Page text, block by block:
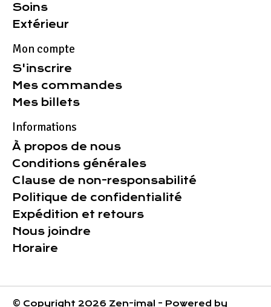
Soins
Extérieur
Mon compte
S'inscrire
Mes commandes
Mes billets
Informations
À propos de nous
Conditions générales
Clause de non-responsabilité
Politique de confidentialité
Expédition et retours
Nous joindre
Horaire
© Copyright 2026 Zen-imal - Powered by